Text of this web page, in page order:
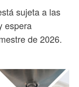
sujeta a las
espera
de 2026.